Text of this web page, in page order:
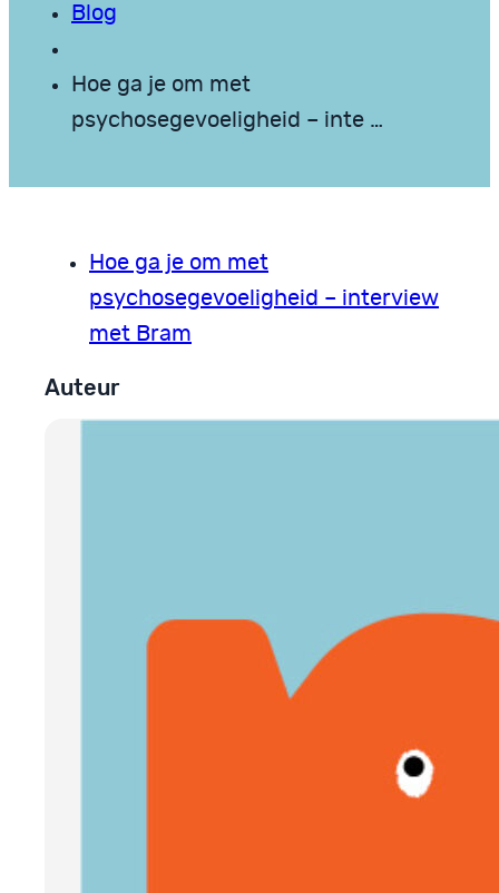
Blog
Hoe ga je om met
psychosegevoeligheid – inte …
Hoe ga je om met
psychosegevoeligheid – interview
met Bram
Auteur